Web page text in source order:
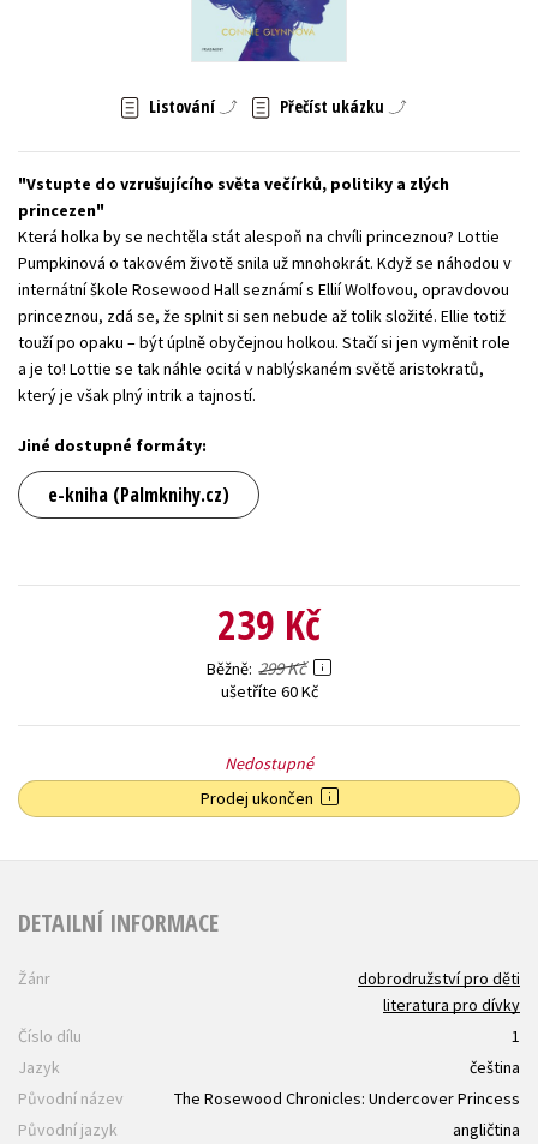
Zahraniční literatura
Listování Přečíst ukázku
Vstupte do vzrušujícího světa večírků, politiky a zlých
princezen
Která holka by se nechtěla stát alespoň na chvíli princeznou? Lottie
Pumpkinová o takovém životě snila už mnohokrát. Když se náhodou v
internátní škole Rosewood Hall seznámí s Ellií Wolfovou, opravdovou
princeznou, zdá se, že splnit si sen nebude až tolik složité. Ellie totiž
touží po opaku – být úplně obyčejnou holkou. Stačí si jen vyměnit role
a je to! Lottie se tak náhle ocitá v nablýskaném světě aristokratů,
který je však plný intrik a tajností.
Jiné dostupné formáty:
e-kniha (Palmknihy.cz)
239 Kč
Běžně 299 Kč
ušetříte 60 Kč
Nedostupné
Prodej ukončen
DETAILNÍ INFORMACE
Žánr
dobrodružství pro děti
literatura pro dívky
Číslo dílu
1
Jazyk
čeština
Původní název
The Rosewood Chronicles: Undercover Princess
Původní jazyk
angličtina